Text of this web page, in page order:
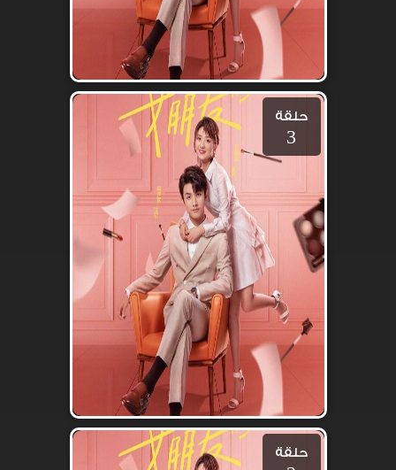
حلقة
3
حلقة